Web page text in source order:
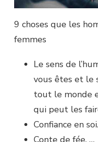
9 choses que les
femmes
Le sens de
vous êtes et le
tout le monde
qui peut les
Confiance en
Conte de fée. …